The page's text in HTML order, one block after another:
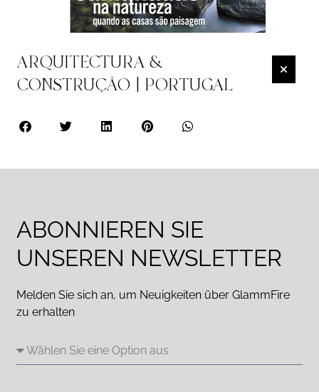
ARQUITECTURA &
CONSTRUÇÃO | PORTUGAL
ABONNIEREN SIE
UNSEREN NEWSLETTER
Melden Sie sich an, um Neuigkeiten über GlammFire
zu erhalten